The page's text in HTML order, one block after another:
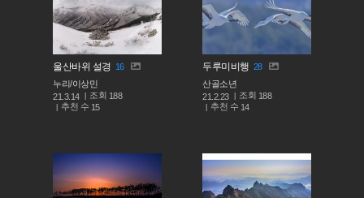
울산바위 설경 16
누리/이상민
21.3.14
조회 188
추천 수 15
두루미비행 28
산골소년
21.2.23
조회 188
추천 수 14